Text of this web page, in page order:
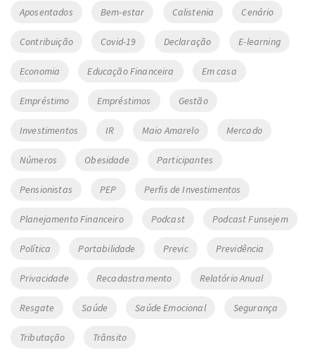
Aposentados Bem-estar Calistenia Cenário
Contribuição Covid-19 Declaração E-learning
Economia Educação Financeira Em casa
Empréstimo Empréstimos Gestão
Investimentos IR Maio Amarelo Mercado
Números Obesidade Participantes
Pensionistas PEP Perfis de Investimentos
Planejamento Financeiro Podcast Podcast Funsejem
Política Portabilidade Previc Previdência
Privacidade Recadastramento Relatório Anual
Resgate Saúde Saúde Emocional Segurança
Tributação Trânsito